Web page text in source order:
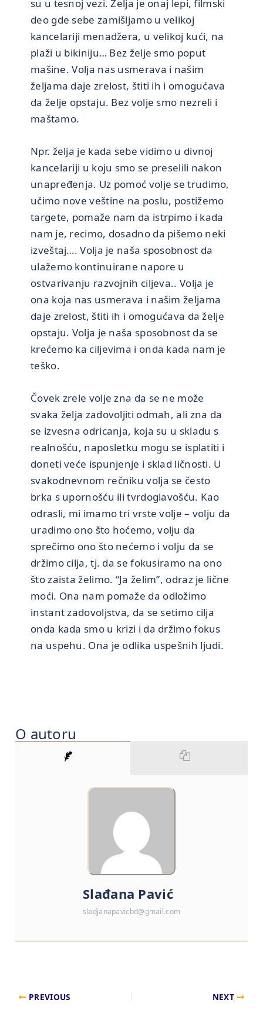
su u tesnoj vezi. Želja je onaj lepi, filmski
deo gde sebe zamišljamo u velikoj
kancelariji menadžera, u velikoj kući, na
plaži u bikiniju… Bez želje smo poput
mašine. Volja nas usmerava i našim
željama daje zrelost, štiti ih i omogućava
da želje opstaju. Bez volje smo nezreli i
maštamo.
Npr. želja je kada sebe vidimo u divnoj
kancelariji u koju smo se preselili nakon
unapređenja. Uz pomoć volje se trudimo,
učimo nove veštine na poslu, postižemo
targete, pomaže nam da istrpimo i kada
nam je, recimo, dosadno da pišemo neki
izveštaj…. Volja je naša sposobnost da
ulažemo kontinuirane napore u
ostvarivanju razvojnih ciljeva.. Volja je
ona koja nas usmerava i našim željama
daje zrelost, štiti ih i omogućava da želje
opstaju. Volja je naša sposobnost da se
krećemo ka ciljevima i onda kada nam je
teško.
Čovek zrele volje zna da se ne može
svaka želja zadovoljiti odmah, ali zna da
se izvesna odricanja, koja su u skladu s
realnošću, naposletku mogu se isplatiti i
doneti veće ispunjenje i sklad ličnosti. U
svakodnevnom rečniku volja se često
brka s upornošću ili tvrdoglavošću. Kao
odrasli, mi imamo tri vrste volje – volju da
uradimo ono što hoćemo, volju da
sprečimo ono što nećemo i volju da se
držimo cilja, tj. da se fokusiramo na ono
što zaista želimo. “Ja želim”, odraz je lične
moći. Ona nam pomaže da odložimo
instant zadovoljstva, da se setimo cilja
onda kada smo u krizi i da držimo fokus
na uspehu. Ona je odlika uspešnih ljudi.
O autoru
Slađana Pavić
sladjanapavicbd@gmail.com
PREVIOUS NEXT